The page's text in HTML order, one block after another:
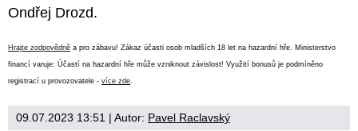
Ondřej Drozd.
Hrajte zodpovědně a pro zábavu! Zákaz účasti osob mladších 18 let na hazardní hře. Ministerstvo
financí varuje: Účastí na hazardní hře může vzniknout závislost! Využití bonusů je podmíněno
registrací u provozovatele - více zde.
09.07.2023 13:51 | Autor: Pavel Raclavský